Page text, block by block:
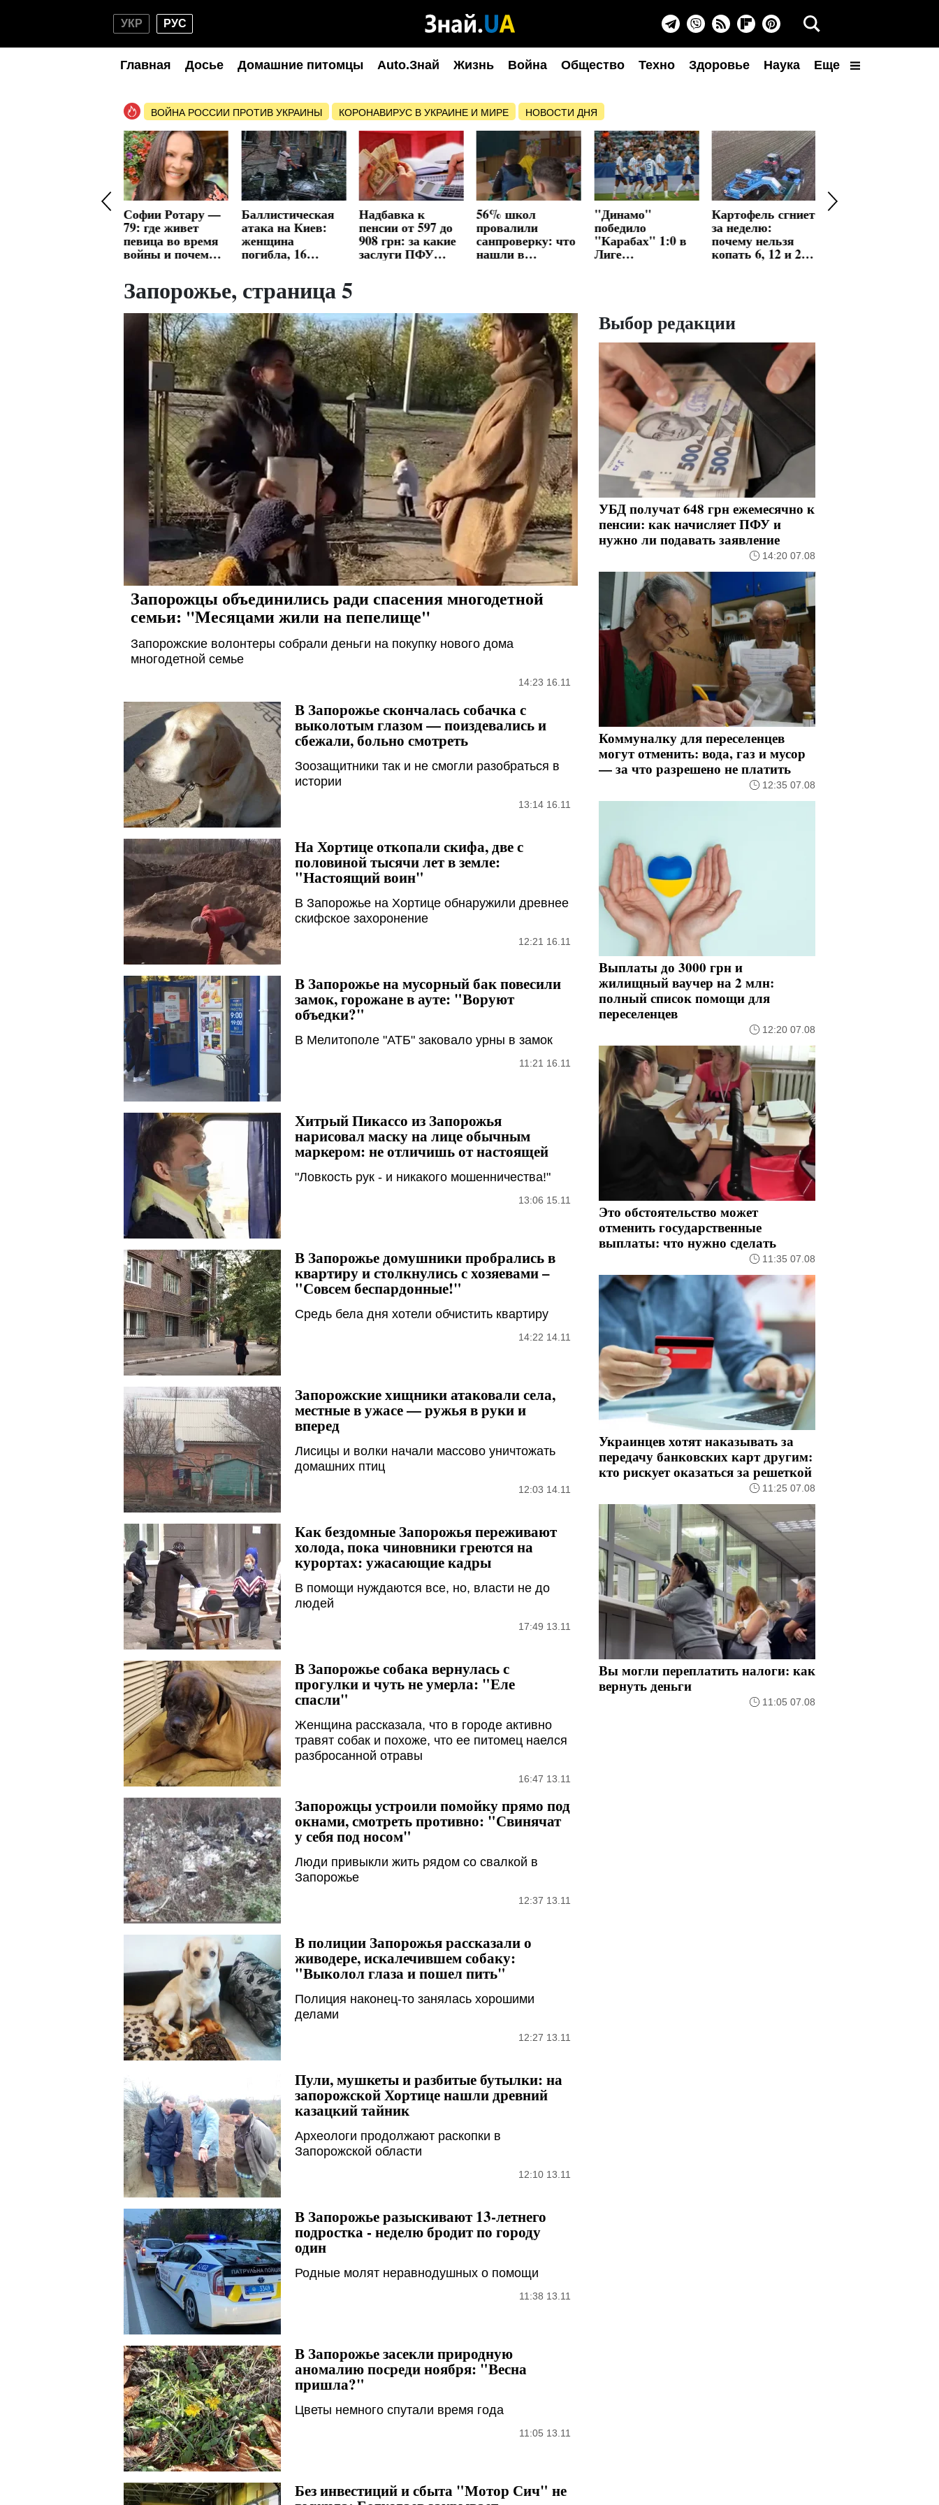
УКР РУС
Главная Досье Домашние питомцы Auto.Знай Жизнь Война Общество Техно Здоровье Наука Еще
ВОЙНА РОССИИ ПРОТИВ УКРАИНЫ КОРОНАВИРУС В УКРАИНЕ И МИРЕ НОВОСТИ ДНЯ
Софии Ротару —
79: где живет
певица во время
войны и почему
покушаются на ее
отель в Ялте
Баллистическая
атака на Киев:
женщина
погибла, 16
человек ранены
Надбавка к
пенсии от 597 до
908 грн: за какие
заслуги ПФУ
доплатит
56% школ
провалили
санпроверку: что
нашли в
"Динамо"
победило
"Карабах" 1:0 в
Лиге
Картофель сгниет
за неделю:
почему нельзя
копать 6, 12 и 28
500 мужчин
Запорожье, страница 5
Запорожцы объединились ради спасения многодетной
семьи: "Месяцами жили на пепелище"
Запорожские волонтеры собрали деньги на покупку нового дома
многодетной семье
14:23 16.11
В Запорожье скончалась собачка с
выколотым глазом — поиздевались и
сбежали, больно смотреть
Зоозащитники так и не смогли разобраться в
истории
13:14 16.11
На Хортице откопали скифа, две с
половиной тысячи лет в земле:
"Настоящий воин"
В Запорожье на Хортице обнаружили древнее
скифское захоронение
12:21 16.11
В Запорожье на мусорный бак повесили
замок, горожане в ауте: "Воруют
объедки?"
В Мелитополе "АТБ" заковало урны в замок
11:21 16.11
Хитрый Пикассо из Запорожья
нарисовал маску на лице обычным
маркером: не отличишь от настоящей
"Ловкость рук - и никакого мошенничества!"
13:06 15.11
В Запорожье домушники пробрались в
квартиру и столкнулись с хозяевами –
"Совсем беспардонные!"
Средь бела дня хотели обчистить квартиру
14:22 14.11
Запорожские хищники атаковали села,
местные в ужасе — ружья в руки и
вперед
Лисицы и волки начали массово уничтожать
домашних птиц
12:03 14.11
Как бездомные Запорожья переживают
холода, пока чиновники греются на
курортах: ужасающие кадры
В помощи нуждаются все, но, власти не до
людей
17:49 13.11
В Запорожье собака вернулась с
прогулки и чуть не умерла: "Еле
спасли"
Женщина рассказала, что в городе активно
травят собак и похоже, что ее питомец наелся
разбросанной отравы
16:47 13.11
Запорожцы устроили помойку прямо под
окнами, смотреть противно: "Свинячат
у себя под носом"
Люди привыкли жить рядом со свалкой в
Запорожье
12:37 13.11
В полиции Запорожья рассказали о
живодере, искалечившем собаку:
"Выколол глаза и пошел пить"
Полиция наконец-то занялась хорошими
делами
12:27 13.11
Пули, мушкеты и разбитые бутылки: на
запорожской Хортице нашли древний
казацкий тайник
Археологи продолжают раскопки в
Запорожской области
12:10 13.11
В Запорожье разыскивают 13-летнего
подростка - неделю бродит по городу
один
Родные молят неравнодушных о помощи
11:38 13.11
В Запорожье засекли природную
аномалию посреди ноября: "Весна
пришла?"
Цветы немного спутали время года
11:05 13.11
Без инвестиций и сбыта "Мотор Сич" не
Выбор редакции
УБД получат 648 грн ежемесячно к
пенсии: как начисляет ПФУ и
нужно ли подавать заявление
14:20 07.08
Коммуналку для переселенцев
могут отменить: вода, газ и мусор
— за что разрешено не платить
12:35 07.08
Выплаты до 3000 грн и
жилищный ваучер на 2 млн:
полный список помощи для
переселенцев
12:20 07.08
Это обстоятельство может
отменить государственные
выплаты: что нужно сделать
11:35 07.08
Украинцев хотят наказывать за
передачу банковских карт другим:
кто рискует оказаться за решеткой
11:25 07.08
Вы могли переплатить налоги: как
вернуть деньги
11:05 07.08